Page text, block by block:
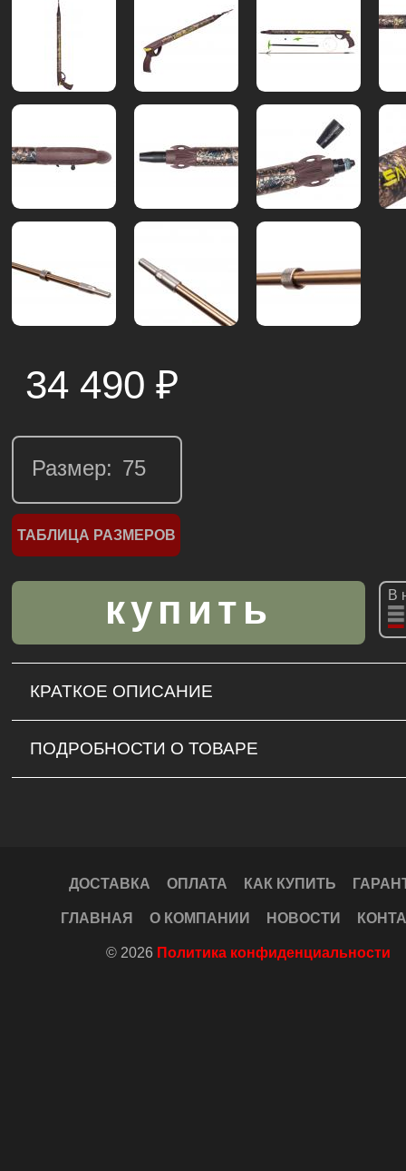
34 490 ₽
Размер:
ТАБЛИЦА РАЗМЕРОВ
В
КРАТКОЕ ОПИСАНИЕ
ПОДРОБНОСТИ О ТОВАРЕ
ДОСТАВКА ОПЛАТА КАК КУПИТЬ
ГЛАВНАЯ О КОМПАНИИ НОВОСТИ
© 2026 Политика конфиденциальности